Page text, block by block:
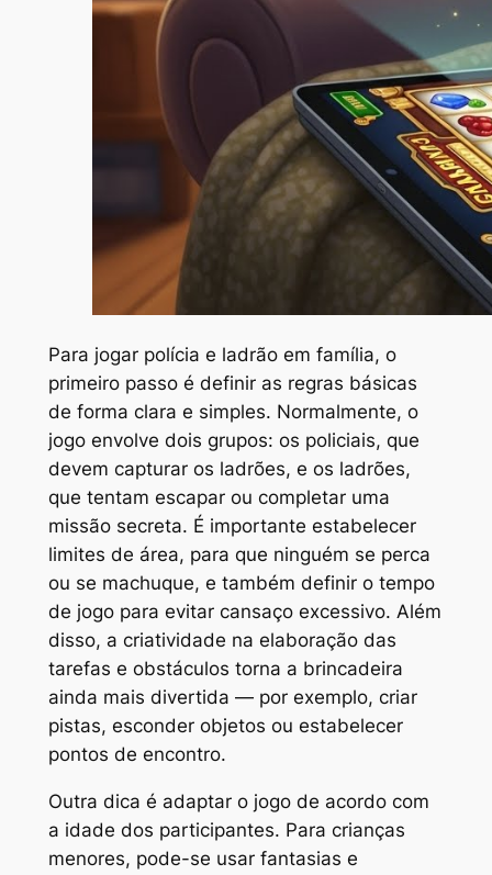
Para jogar polícia e ladrão em família, o
primeiro passo é definir as regras básicas
de forma clara e simples. Normalmente, o
jogo envolve dois grupos: os policiais, que
devem capturar os ladrões, e os ladrões,
que tentam escapar ou completar uma
missão secreta. É importante estabelecer
limites de área, para que ninguém se perca
ou se machuque, e também definir o tempo
de jogo para evitar cansaço excessivo. Além
disso, a criatividade na elaboração das
tarefas e obstáculos torna a brincadeira
ainda mais divertida — por exemplo, criar
pistas, esconder objetos ou estabelecer
pontos de encontro.
Outra dica é adaptar o jogo de acordo com
a idade dos participantes. Para crianças
menores, pode-se usar fantasias e